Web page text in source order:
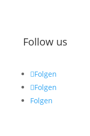
Follow us
Folgen
Folgen
Folgen